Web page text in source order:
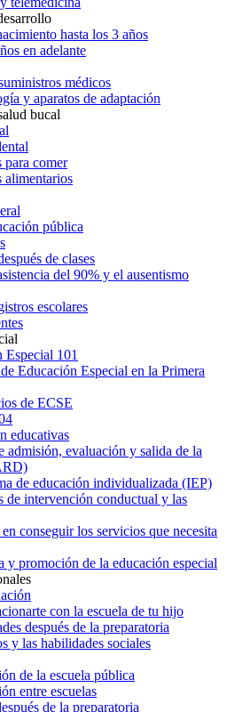
hasta los 3 años
en adelante
médicos
y aparatos de adaptación
bucal
para comer
alimentarios
pública
de clases
del 90% y el ausentismo
escolares
Especial 101
Educación Especial en la Primera
de ECSE
educativas
admisión, evaluación y salida de la
de educación individualizada (IEP)
de intervención conductual y las
conseguir los servicios que necesita
y promoción de la educación especial
con la escuela de tu hijo
después de la preparatoria
y las habilidades sociales
de la escuela pública
entre escuelas
de la preparatoria